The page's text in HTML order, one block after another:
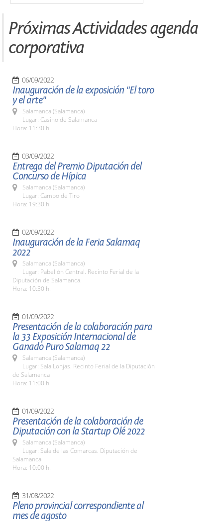
Próximas Actividades agenda
corporativa
06/09/2022
Inauguración de la exposición "El toro
y el arte"
Salamanca (Salamanca)
Lugar: Casino de Salamanca
Hora: 11:30 h.
03/09/2022
Entrega del Premio Diputación del
Concurso de Hípica
Salamanca (Salamanca)
Lugar: Campo de Tiro
Hora: 19:30 h.
02/09/2022
Inauguración de la Feria Salamaq
2022
Salamanca (Salamanca)
Lugar: Pabellón Central. Recinto Ferial de la
Diputación de Salamanca.
Hora: 10:30 h.
01/09/2022
Presentación de la colaboración para
la 33 Exposición Internacional de
Ganado Puro Salamaq 22
Salamanca (Salamanca)
Lugar: Sala Lonjas. Recinto Ferial de la Diputación
de Salamanca
Hora: 11:00 h.
01/09/2022
Presentación de la colaboración de
Diputación con la Startup Olé 2022
Salamanca (Salamanca)
Lugar: Sala de las Comarcas. Diputación de
Salamanca
Hora: 10:00 h.
31/08/2022
Pleno provincial correspondiente al
mes de agosto